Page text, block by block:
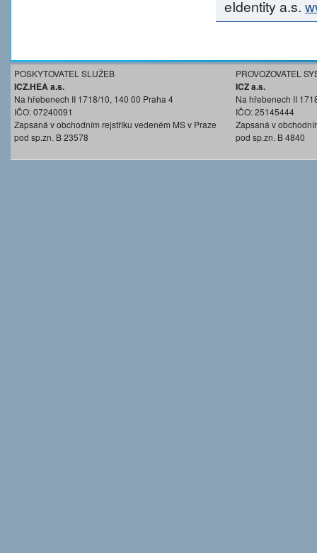
eIdentity a.s.
POSKYTOVATEL SLUŽEB
ICZ.HEA a.s.
Na hřebenech II 1718/10, 140 00 Praha 4
IČO: 07240091
Zapsaná v obchodním rejstříku vedeném MS v Praze
pod sp.zn. B 23578
PROVOZOVATEL
ICZ a.s.
Na hřebenech II
IČO: 25145444
Zapsaná v
pod sp.zn. B 4840